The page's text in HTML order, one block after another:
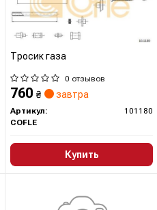
Тросик газа
0 отзывов
760 ₴ завтра
Артикул:
101180
COFLE
Купить